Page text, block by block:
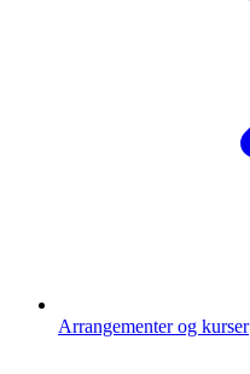
Arrangementer og kurser